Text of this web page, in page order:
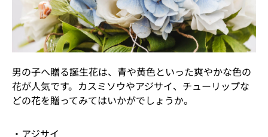
男の子へ贈る誕生花は、青や黄色といった爽やかな色の
花が人気です。カスミソウやアジサイ、チューリップな
どの花を贈ってみてはいかがでしょうか。
・アジサイ